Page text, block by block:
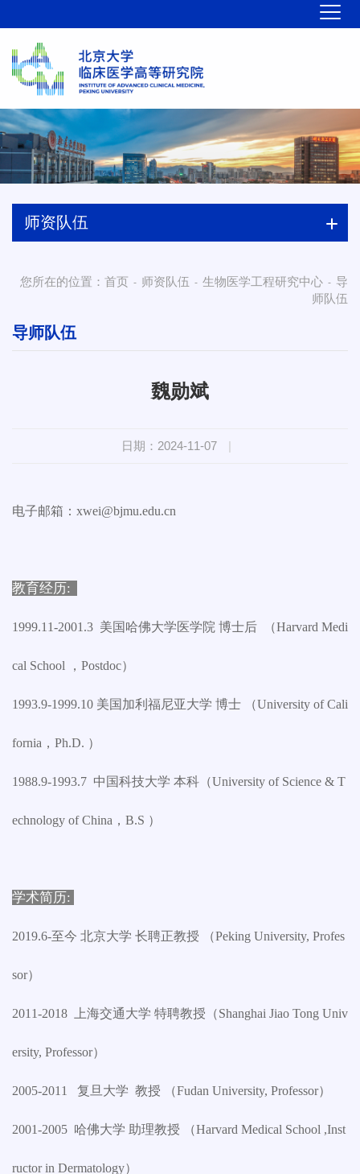
师资队伍
您所在的位置： 首页 - 师资队伍 - 生物医学工程研究中心 - 导
师队伍
导师队伍
魏勋斌
日期：2024-11-07 |
电子邮箱：xwei@bjmu.edu.cn
教育经历:
1999.11-2001.3 美国哈佛大学医学院 博士后 （Harvard Medi
cal School ，Postdoc）
1993.9-1999.10 美国加利福尼亚大学 博士 （University of Cali
fornia，Ph.D. ）
1988.9-1993.7 中国科技大学 本科（University of Science & T
echnology of China，B.S ）
学术简历:
2019.6-至今 北京大学 长聘正教授 （Peking University, Profes
sor）
2011-2018 上海交通大学 特聘教授（Shanghai Jiao Tong Univ
ersity, Professor）
2005-2011 复旦大学 教授 （Fudan University, Professor）
2001-2005 哈佛大学 助理教授 （Harvard Medical School ,Inst
ructor in Dermatology）